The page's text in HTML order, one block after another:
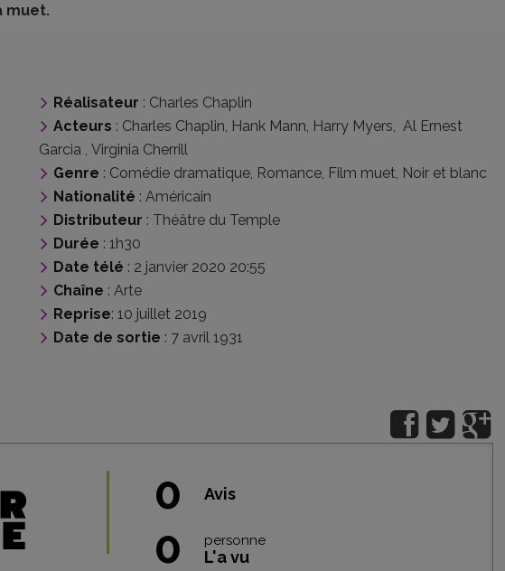
muet.
Réalisateur : Charles Chaplin
Acteurs : Charles Chaplin, Hank Mann, Harry Myers, Al Ernest
Garcia , Virginia Cherrill
Genre : Comédie dramatique, Romance, Film muet, Noir et blanc
Nationalité : Américain
Distributeur : Théâtre du Temple
Durée : 1h30
Date télé : 2 janvier 2020 20:55
Chaîne : Arte
Reprise: 10 juillet 2019
Date de sortie : 7 avril 1931
0 Avis
0 personne
L'a vu